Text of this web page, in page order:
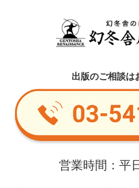
出版のご相談は
営業時間：平